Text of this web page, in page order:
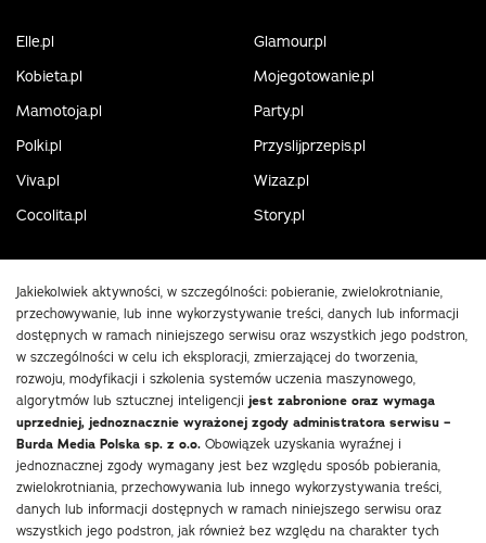
Elle.pl
Glamour.pl
Kobieta.pl
Mojegotowanie.pl
Mamotoja.pl
Party.pl
Polki.pl
Przyslijprzepis.pl
Viva.pl
Wizaz.pl
Cocolita.pl
Story.pl
Jakiekolwiek aktywności, w szczególności: pobieranie, zwielokrotnianie,
przechowywanie, lub inne wykorzystywanie treści, danych lub informacji
dostępnych w ramach niniejszego serwisu oraz wszystkich jego podstron,
w szczególności w celu ich eksploracji, zmierzającej do tworzenia,
rozwoju, modyfikacji i szkolenia systemów uczenia maszynowego,
algorytmów lub sztucznej inteligencji jest zabronione oraz wymaga
uprzedniej, jednoznacznie wyrażonej zgody administratora serwisu –
Burda Media Polska sp. z o.o. Obowiązek uzyskania wyraźnej i
jednoznacznej zgody wymagany jest bez względu sposób pobierania,
zwielokrotniania, przechowywania lub innego wykorzystywania treści,
danych lub informacji dostępnych w ramach niniejszego serwisu oraz
wszystkich jego podstron, jak również bez względu na charakter tych